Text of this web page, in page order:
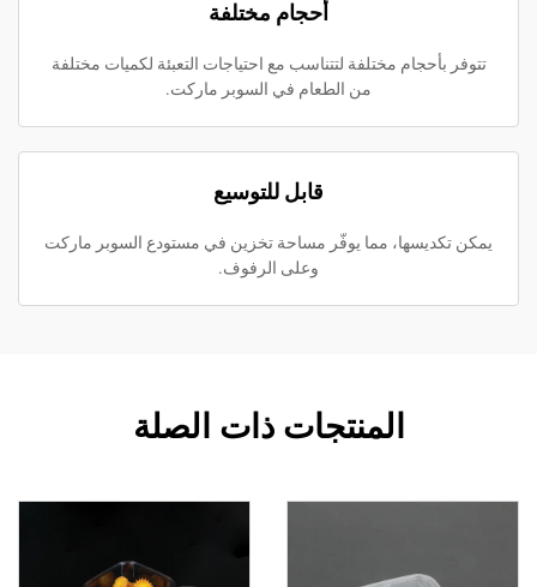
أحجام مختلفة
مختلفة لتتناسب مع احتياجات التعبئة لكميات مختلفة
من الطعام في السوبر ماركت.
قابل للتوسيع
مما يوفّر مساحة تخزين في مستودع السوبر ماركت
المنتجات ذات الصلة